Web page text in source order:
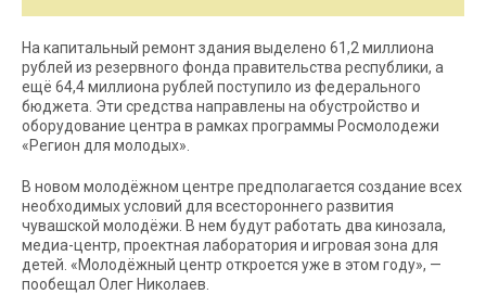
На капитальный ремонт здания выделено 61,2 миллиона
рублей из резервного фонда правительства республики, а
ещё 64,4 миллиона рублей поступило из федерального
бюджета. Эти средства направлены на обустройство и
оборудование центра в рамках программы Росмолодежи
«Регион для молодых».
В новом молодёжном центре предполагается создание всех
необходимых условий для всестороннего развития
чувашской молодёжи. В нем будут работать два кинозала,
медиа-центр, проектная лаборатория и игровая зона для
детей. «Молодёжный центр откроется уже в этом году», —
пообещал Олег Николаев.